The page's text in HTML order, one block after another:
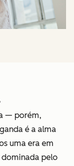
— porém,
é a alma
uma era em
pelo